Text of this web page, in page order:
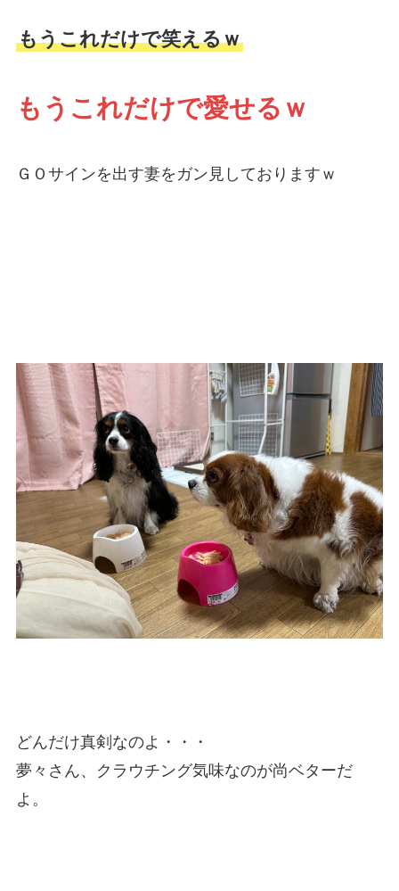
もうこれだけで笑えるｗ
もうこれだけで愛せるｗ
ＧＯサインを出す妻をガン見しておりますｗ
どんだけ真剣なのよ・・・
夢々さん、クラウチング気味なのが尚ベターだ
よ。